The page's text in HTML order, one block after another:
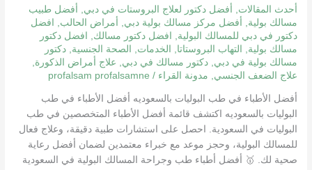
أحدث المقالات أفضل دكتور لعلاج البروستات في دبي
أفضل طبيب
مسالك بولية
أفضل مركز مسالك بولية دبي أمراض الحالب
افضل
دكتور في دبي للمسالك البولية
افضل دكتور مسالك
افضل دكتور
مسالك بولية
التهاب البروستاتا الخدمات الصحة الجنسية ,دكتور
مسالك بولية في دبي ,دكتور مسالك في دبي علاج أمراض الذكورة
علاج الضعف الجنسي
مدونة القراء /
profalsam profalsamne
أفضل الأطباء في طب البوليات بالسعوديه أفضل الأطباء في طب
البوليات بالسعوديه اكتشف قائمة أفضل الأطباء المتخصصين في طب
البوليات في السعودية. احصل على استشارات طبية دقيقة، وعلاج فعال
للمسالك البولية، وحجز موعد مع خبراء معتمدين لضمان أفضل رعاية
صحية لك. 🥇 أفضل أطباء طب وجراحة المسالك البولية في السعودية
السعودية
–
خبراء
علاج
المسالك
البولية